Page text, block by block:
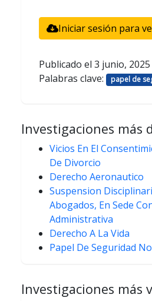
Iniciar sesión para
Publicado el 3 junio, 2025
Palabras clave:
papel de
Investigaciones más
Vicios En El
De Divorcio
Derecho Aeronautico
Suspension
Abogados, En Sede
Administrativa
Derecho A La Vida
Papel De Seguridad
Investigaciones más